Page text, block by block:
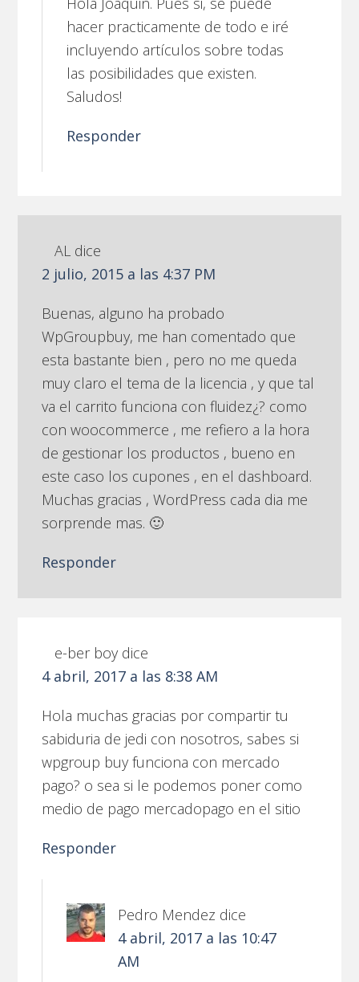
hacer practicamente de todo e iré
incluyendo artículos sobre todas
las posibilidades que existen.
Saludos!
Responder
AL dice
2 julio, 2015 a las 4:37 PM
Buenas, alguno ha probado
WpGroupbuy, me han comentado que
esta bastante bien , pero no me queda
muy claro el tema de la licencia , y que tal
va el carrito funciona con fluidez¿? como
con woocommerce , me refiero a la hora
de gestionar los productos , bueno en
este caso los cupones , en el dashboard.
Muchas gracias , WordPress cada dia me
sorprende mas. 🙂
Responder
e-ber boy dice
4 abril, 2017 a las 8:38 AM
Hola muchas gracias por compartir tu
sabiduria de jedi con nosotros, sabes si
wpgroup buy funciona con mercado
pago? o sea si le podemos poner como
medio de pago mercadopago en el sitio
Responder
Pedro Mendez dice
4 abril, 2017 a las 10:47
AM